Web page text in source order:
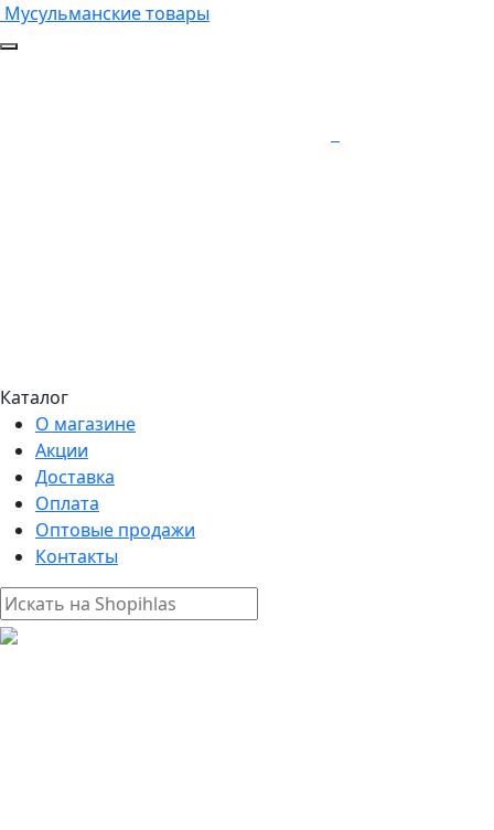
Мусульманские товары
Каталог
О магазине
Акции
Доставка
Оплата
Оптовые продажи
Контакты